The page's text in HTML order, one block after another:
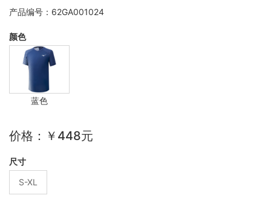
产品编号：62GA001024
颜色
蓝色
价格：￥448元
尺寸
S-XL